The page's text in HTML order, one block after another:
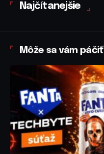
Najčítanejšie
Môže sa vám páčiť